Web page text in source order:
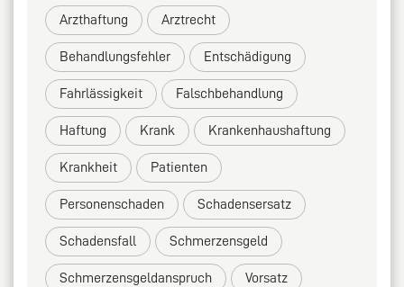
Arzthaftung Arztrecht
Behandlungsfehler Entschädigung
Fahrlässigkeit Falschbehandlung
Haftung Krank Krankenhaushaftung
Krankheit Patienten
Personenschaden Schadensersatz
Schadensfall Schmerzensgeld
Schmerzensgeldanspruch Vorsatz